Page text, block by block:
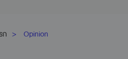
ก Opinion